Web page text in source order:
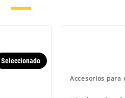
Seleccionado
Accesorios para